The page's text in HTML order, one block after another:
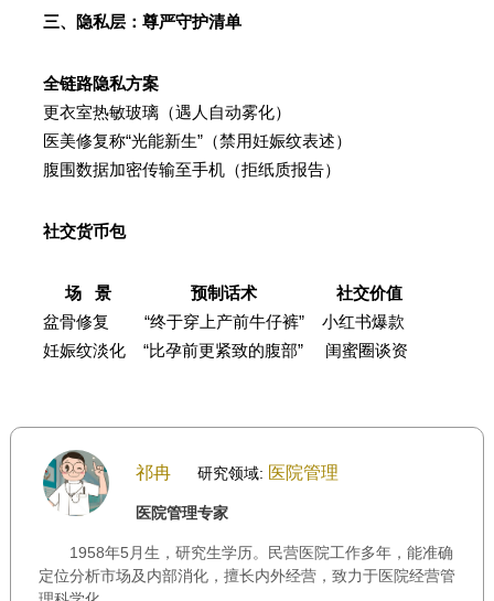
三、隐私层：尊严守护清单
全链路隐私方案
更衣室热敏玻璃（遇人自动雾化）
医美修复称“光能新生”（禁用妊娠纹表述）
腹围数据加密传输至手机（拒纸质报告）
社交货币包
场 景 预制话术 社交价值
盆骨修复 “终于穿上产前牛仔裤” 小红书爆款
妊娠纹淡化 “比孕前更紧致的腹部” 闺蜜圈谈资
祁冉 研究领域: 医院管理
医院管理专家
1958年5月生，研究生学历。民营医院工作多年，能准确
定位分析市场及内部消化，擅长内外经营，致力于医院经营管